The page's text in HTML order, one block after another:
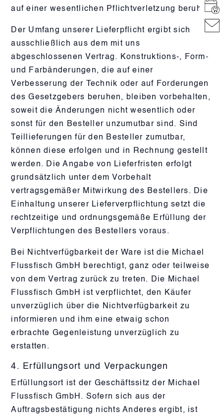
auf einer wesentlichen Pflichtverletzung beruht.
Der Umfang unserer Lieferpflicht ergibt sich
ausschließlich aus dem mit uns
abgeschlossenen Vertrag. Konstruktions-, Form-
und Farbänderungen, die auf einer
Verbesserung der Technik oder auf Forderungen
des Gesetzgebers beruhen, bleiben vorbehalten,
soweit die Änderungen nicht wesentlich oder
sonst für den Besteller unzumutbar sind. Sind
Teillieferungen für den Besteller zumutbar,
können diese erfolgen und in Rechnung gestellt
werden. Die Angabe von Lieferfristen erfolgt
grundsätzlich unter dem Vorbehalt
vertragsgemäßer Mitwirkung des Bestellers. Die
Einhaltung unserer Lieferverpflichtung setzt die
rechtzeitige und ordnungsgemäße Erfüllung der
Verpflichtungen des Bestellers voraus.
Bei Nichtverfügbarkeit der Ware ist die Michael
Flussfisch GmbH berechtigt, ganz oder teilweise
von dem Vertrag zurück zu treten. Die Michael
Flussfisch GmbH ist verpflichtet, den Käufer
unverzüglich über die Nichtverfügbarkeit zu
informieren und ihm eine etwaig schon
erbrachte Gegenleistung unverzüglich zu
erstatten.
4. Erfüllungsort und Verpackungen
Erfüllungsort ist der Geschäftssitz der Michael
Flussfisch GmbH. Sofern sich aus der
Auftragsbestätigung nichts Anderes ergibt, ist